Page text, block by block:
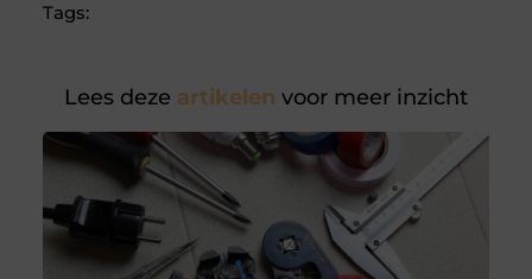
Tags:
Lees deze artikelen voor meer inzicht